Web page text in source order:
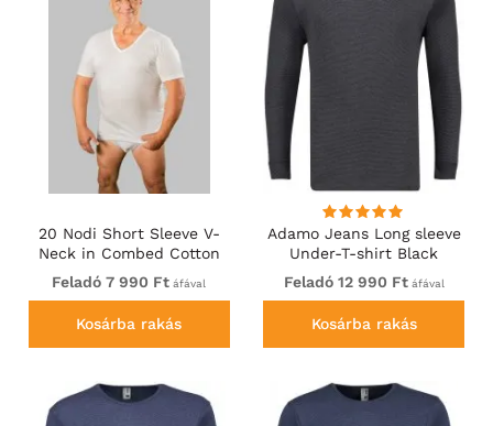
20 Nodi Short Sleeve V-
Neck in Combed Cotton
Jersey White
Feladó 7 990 Ft áfával
Kosárba rakás
Adamo Jeans Long sleeve
Under-T-shirt Black
Feladó 12 990 Ftáfával
Kosárba rakás